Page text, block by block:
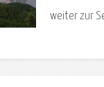
weiter zur